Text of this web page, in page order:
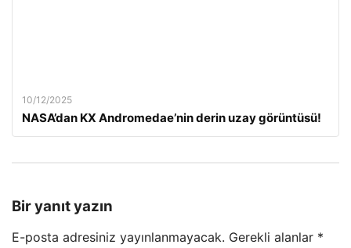
10/12/2025
NASA’dan KX Andromedae’nin derin uzay görüntüsü!
Bir yanıt yazın
E-posta adresiniz yayınlanmayacak. Gerekli alanlar *